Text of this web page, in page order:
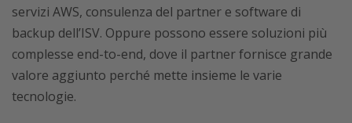
servizi AWS, consulenza del partner e software di
backup dell’ISV. Oppure possono essere soluzioni più
complesse end-to-end, dove il partner fornisce grande
valore aggiunto perché mette insieme le varie
tecnologie.